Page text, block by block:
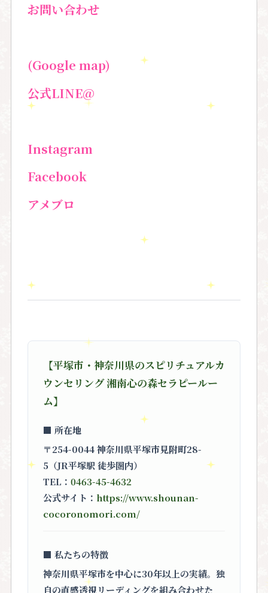
お問い合わせ
(Google map)
公式LINE@
Instagram
Facebook
アメブロ
【平塚市・神奈川県のスピリチュアルカ
ウンセリング 湘南心の森セラピールー
ム】
■ 所在地
〒254-0044 神奈川県平塚市見附町28-
5（JR平塚駅 徒歩圏内）
TEL： 0463-45-4632
公式サイト： https://www.shounan-
cocoronomori.com/
■ 私たちの特徴
神奈川県平塚市を中心に30年以上の実績。独
自の直感透視リーディングを組み合わせた